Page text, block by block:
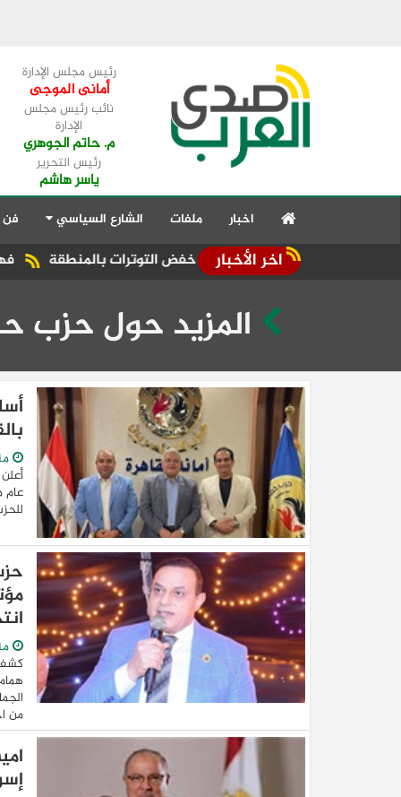
رئيس مجلس الإدارة
أمانى الموجى
نائب رئيس مجلس
الإدارة
م. حاتم الجوهري
رئيس التحرير
ياسر هاشم
اخبار ملفات الشارع السياسي فن
اخر الأخبار فهمي يشيد تؤكد ضرورة خفض التوترات بالمنطقة
المزيد حول حزب
عام
من